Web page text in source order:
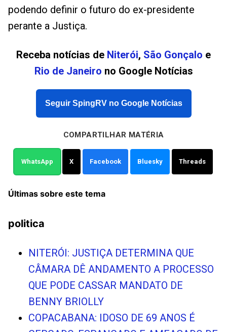
podendo definir o futuro do ex-presidente
perante a Justiça.
Receba notícias de Niterói, São Gonçalo e
Rio de Janeiro no Google Notícias
Seguir SpingRV no Google Notícias
COMPARTILHAR MATÉRIA
WhatsApp X Facebook Bluesky Threads
Últimas sobre este tema
politica
NITERÓI: JUSTIÇA DETERMINA QUE
CÂMARA DÊ ANDAMENTO A PROCESSO
QUE PODE CASSAR MANDATO DE
BENNY BRIOLLY
COPACABANA: IDOSO DE 69 ANOS É